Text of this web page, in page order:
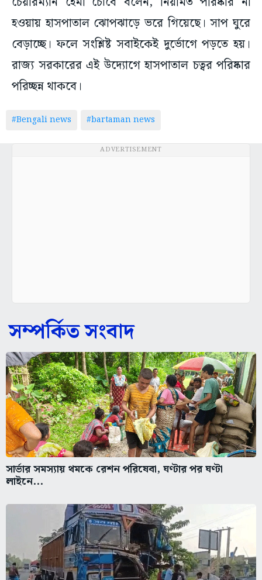
হওয়ায় হাসপাতাল ঝোপঝাড়ে ভরে গিয়েছে। সাপ ঘুরে
বেড়াচ্ছে। ফলে সংশ্লিষ্ট সবাইকেই দুর্ভোগে পড়তে হয়।
রাজ্য সরকারের এই উদ্যোগে হাসপাতাল চত্বর পরিষ্কার
পরিচ্ছন্ন থাকবে।
#Bengali news #bartaman news
ADVERTISEMENT
সম্পর্কিত সংবাদ
সার্ভার সমস্যায় থমকে রেশন পরিষেবা, ঘণ্টার পর ঘণ্টা
লাইনে...